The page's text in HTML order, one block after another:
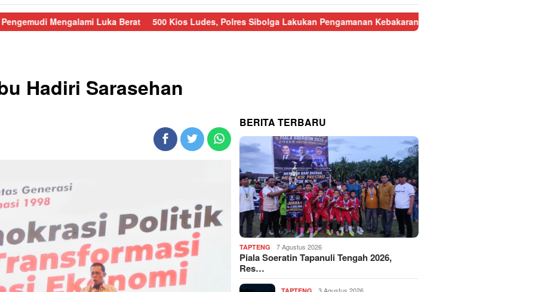
Luka Berat 500 Kios Ludes, Polres Sibolga Lakukan Pengamanan Kebakaran Pasar Nauli Kurang dari 24 Jam, Polisi
Hadiri Sarasehan
BERITA TERBARU
TAPTENG 7 Agustus 2026
Piala Soeratin Tapanuli Tengah 2026,
Res…
3 Agustus 2026